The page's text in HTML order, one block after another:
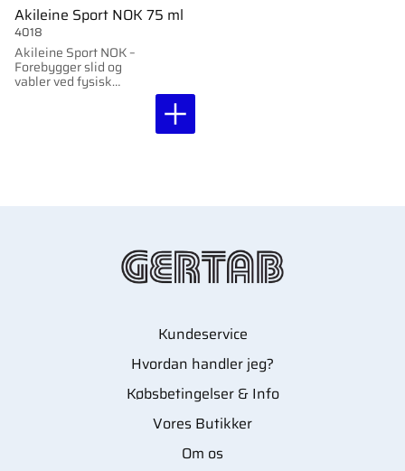
Akileine Sport NOK 75 ml
Akileine Sport NOK –
Forebygger slid og
vabler ved fysisk
aktivitet. Langvarig
4018
Kundeservice
Hvordan handler jeg?
Købsbetingelser & Info
Vores Butikker
Om os